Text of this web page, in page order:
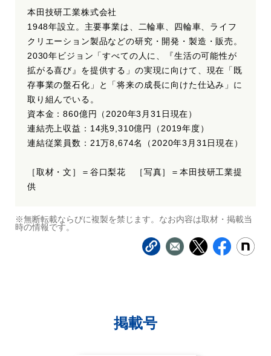
本田技研工業株式会社
1948年設立。主要事業は、二輪車、四輪車、ライフ
クリエーション製品などの研究・開発・製造・販売。
2030年ビジョン「すべての人に、『生活の可能性が
拡がる喜び』を提供する」の実現に向けて、現在「既
存事業の盤石化」と「将来の成長に向けた仕込み」に
取り組んでいる。
資本金：860億円（2020年3月31日現在）
連結売上収益：14兆9,310億円（2019年度）
連結従業員数：21万8,674名（2020年3月31日現在）
［取材・文］＝谷口梨花 ［写真］＝本田技研工業提
供
※無断転載ならびに複製を禁じます。なお内容は取材・掲載当
時の情報です。
掲載号